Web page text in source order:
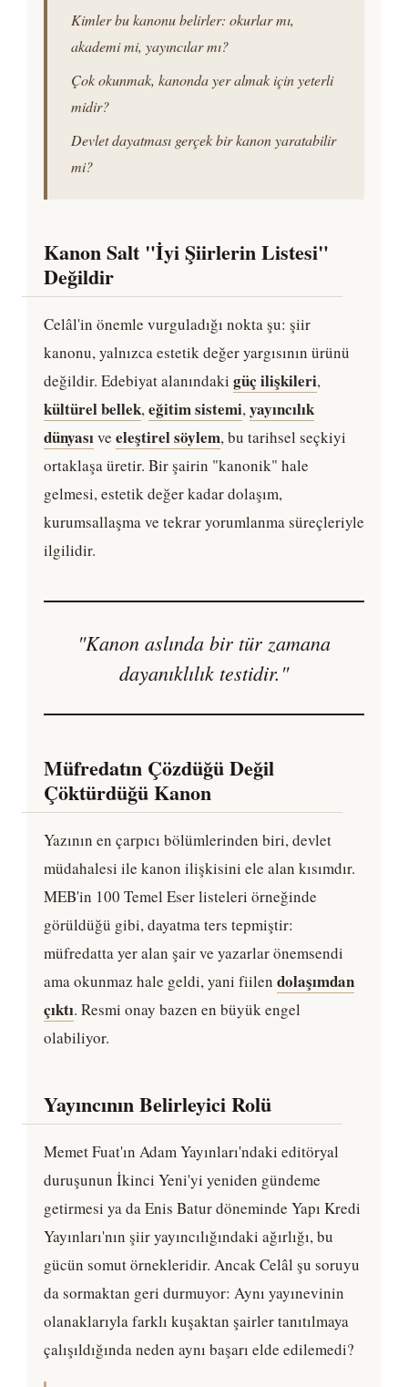
Kimler bu kanonu belirler: okurlar mı,
akademi mi, yayıncılar mı?
Çok okunmak, kanonda yer almak için yeterli
midir?
Devlet dayatması gerçek bir kanon yaratabilir
mi?
Kanon Salt "İyi Şiirlerin Listesi"
Değildir
Celâl'in önemle vurguladığı nokta şu: şiir
kanonu, yalnızca estetik değer yargısının ürünü
değildir. Edebiyat alanındaki güç ilişkileri,
kültürel bellek,eğitim sistemi,yayıncılık
dünyasıve eleştirel söylem, bu tarihsel seçkiyi
ortaklaşa üretir. Bir şairin "kanonik" hale
gelmesi, estetik değer kadar dolaşım,
kurumsallaşma ve tekrar yorumlanma süreçleriyle
ilgilidir.
"Kanon aslında bir tür zamana
dayanıklılık testidir."
Müfredatın Çözdüğü Değil
Çöktürdüğü Kanon
Yazının en çarpıcı bölümlerinden biri, devlet
müdahalesi ile kanon ilişkisini ele alan kısımdır.
MEB'in 100 Temel Eser listeleri örneğinde
görüldüğü gibi, dayatma ters tepmiştir:
müfredatta yer alan şair ve yazarlar önemsendi
ama okunmaz hale geldi, yani fiilen dolaşımdan
çıktı. Resmi onay bazen en büyük engel
olabiliyor.
Yayıncının Belirleyici Rolü
Memet Fuat'ın Adam Yayınları'ndaki editöryal
duruşunun İkinci Yeni'yi yeniden gündeme
getirmesi ya da Enis Batur döneminde Yapı Kredi
Yayınları'nın şiir yayıncılığındaki ağırlığı, bu
gücün somut örnekleridir. Ancak Celâl şu soruyu
da sormaktan geri durmuyor: Aynı yayınevinin
olanaklarıyla farklı kuşaktan şairler tanıtılmaya
çalışıldığında neden aynı başarı elde edilemedi?